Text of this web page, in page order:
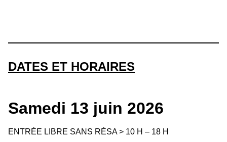
DATES ET HORAIRES
Samedi 13 juin 2026
ENTRÉE LIBRE SANS RÉSA > 10 H – 18 H